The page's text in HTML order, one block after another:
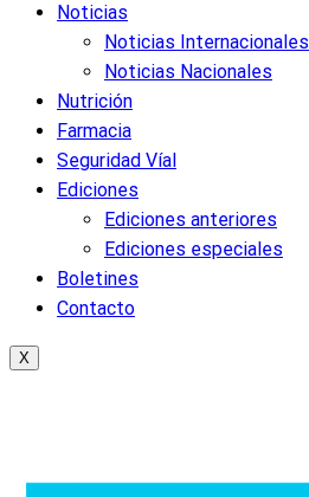
Noticias
Noticias Internacionales
Noticias Nacionales
Nutrición
Farmacia
Seguridad Víal
Ediciones
Ediciones anteriores
Ediciones especiales
Boletines
Contacto
X